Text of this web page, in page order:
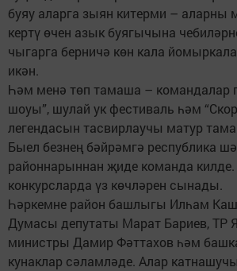
буяу аларга зыян китерми – аларны
кертү өчен азык буягычына
чыгарга берничә көн кала
икән.
Һәм менә төп тамаша – командалар
шоуы”, шулай ук фестиваль һәм
легендасын тасвирлаучы матур
Быел безнең бәйрәмгә республика
районнарыннан җиде команда килде.
конкурсларда үз көчләрен сынады.
Һәркемне район башлыгы Илһам
Думасы депутаты Марат Бариев, ТР
министры Дамир Фәттахов һәм
кунаклар сәламләде. Алар